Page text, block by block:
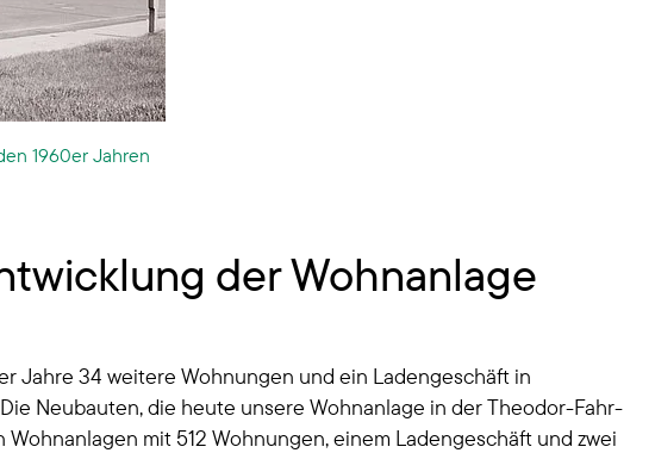
1960er Jahren
der Wohnanlage
Jahre 34 weitere Wohnungen und ein Ladengeschäft in
Neubauten, die heute unsere Wohnanlage in der Theodor-Fahr-
mit 512 Wohnungen, einem Ladengeschäft und zwei